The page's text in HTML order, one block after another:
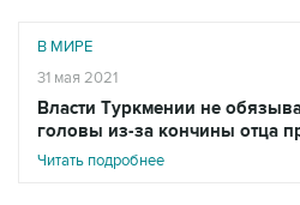
В МИРЕ
31 мая 2021
Власти Туркмении не
головы из-за кончины отца
Читать подробнее